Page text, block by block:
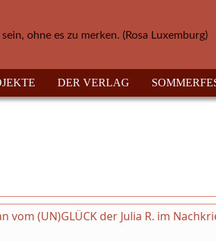
ohne es zu merken. (Rosa Luxemburg)
DER VERLAG
vom (UN)GLÜCK der Julia R. im